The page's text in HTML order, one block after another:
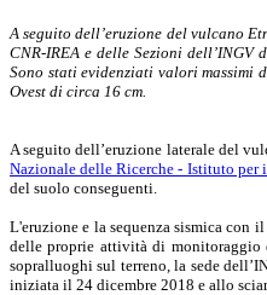
A seguito dell’eruzione del vulcano
CNR-IREA e delle Sezioni
Sono stati evidenziati valori massimi
Ovest di circa 16 cm.
A seguito dell’eruzione laterale del
Nazionale delle Ricerche - Istituto
del suolo conseguenti.
L'eruzione e la sequenza sismica con
delle proprie attività di monitoraggio
sopralluoghi sul terreno, la sede
iniziata il 24 dicembre 2018 e allo